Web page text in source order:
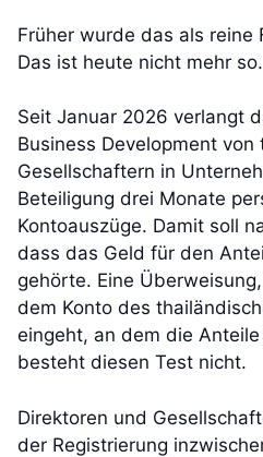
Früher wurde das als reine
Das ist heute nicht mehr so.
Seit Januar 2026 verlangt
Business Development von
Gesellschaftern in
Beteiligung drei Monate
Kontoauszüge. Damit soll
dass das Geld für den
gehörte. Eine
dem Konto des
eingeht, an dem die
besteht diesen Test nicht.
Direktoren und
der Registrierung